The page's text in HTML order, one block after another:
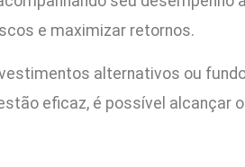
e maximizar retornos.
alternativos ou
eficaz, é possível alcançar